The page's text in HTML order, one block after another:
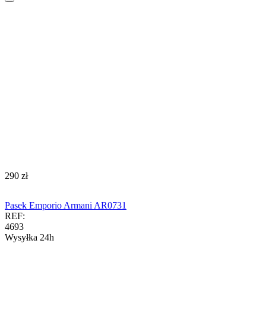
‍290‍ zł
Pasek Emporio Armani AR0731
REF:
4693
Wysyłka 24h